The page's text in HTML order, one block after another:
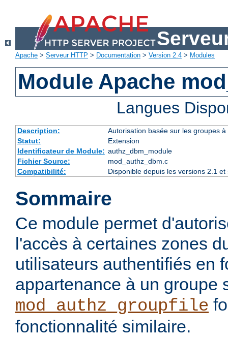
Apache > Serveur HTTP > Documentation > Version 2.4 > Modules
Module Apache
Langues
Description:
Autorisation basée sur les groupes
Statut:
Extension
Identificateur de Module: authz_dbm_module
Fichier Source:
mod_authz_dbm.c
Compatibilité:
Disponible depuis les versions 2.1
Sommaire
Ce module permet
l'accès à certaines zones
utilisateurs authentifiés en
appartenance à un groupe
mod_authz_groupfile
fonctionnalité similaire.